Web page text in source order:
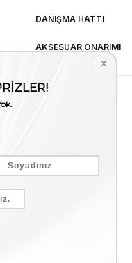
DANIŞMA HATTI
AKSESUAR ONARIMI